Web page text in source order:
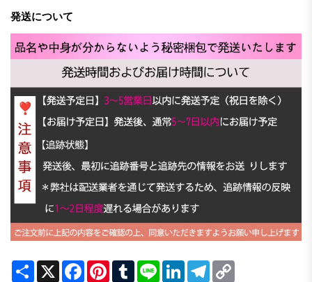
発送について
Share X FacebookPinterestTumblrLine LinkedInTelegram